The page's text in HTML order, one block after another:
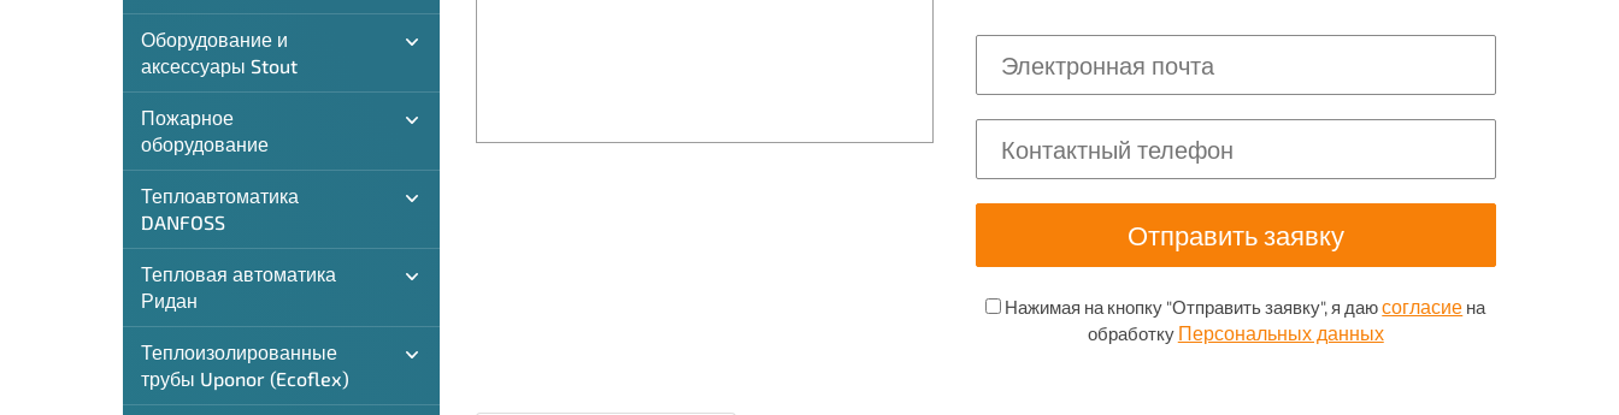
Оборудование и
аксессуары Stout
Пожарное
оборудование
Теплоавтоматика
DANFOSS
Тепловая автоматика
Ридан
Теплоизолированные
трубы Uponor (Ecoflex)
Нажимая на кнопку "Отправить заявку", я даюсогласие на
обработку Персональных данных